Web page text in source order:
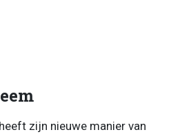
zijn nieuwe manier van